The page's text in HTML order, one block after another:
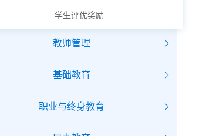
学生评优奖励
教师管理
基础教育
职业与终身教育